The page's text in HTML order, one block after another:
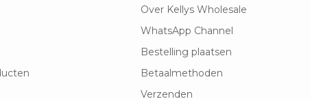
Over Kellys Wholesale
WhatsApp Channel
Bestelling plaatsen
Betaalmethoden
Verzenden